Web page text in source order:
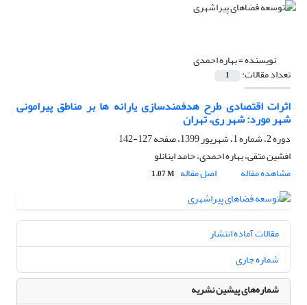
نویسنده =بهاره احمدی
تعداد مقالات: 1
اثرات اقتصادی طرح هدفمندسازی یارانه ها بر مناطق پیرامونی
شهر مورد: شهر ری، تهران
دوره 2، شماره 1، شهریور 1399، صفحه
127-142
افشین متقی، بهاره احمدی، حامد اینانلو
مشاهده مقاله
اصل مقاله 1.07 M
مقالات آماده انتشار
شماره جاری
شماره‌های پیشین نشریه